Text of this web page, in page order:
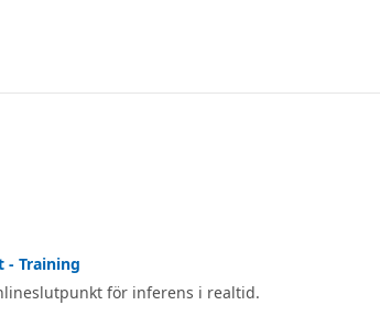
- Training
för inferens i realtid.